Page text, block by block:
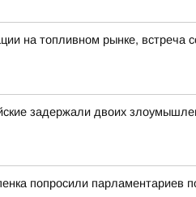
на топливном рынке, встреча
задержали двоих
попросили парламентариев